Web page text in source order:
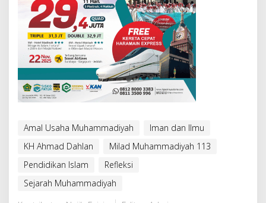
Amal Usaha Muhammadiyah
Iman dan Ilmu
KH Ahmad Dahlan
Milad Muhammadiyah 113
Pendidikan Islam
Refleksi
Sejarah Muhammadiyah